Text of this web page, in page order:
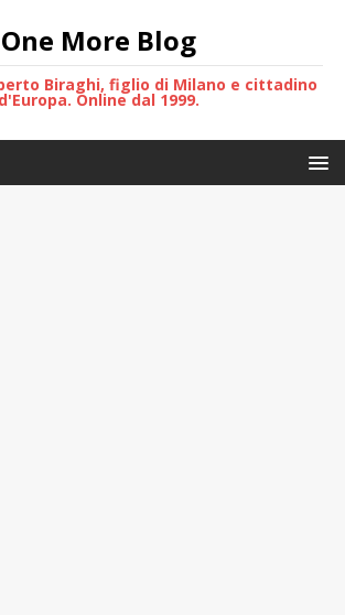
One More Blog
Biraghi, figlio di Milano e cittadino
d'Europa. Online dal 1999.